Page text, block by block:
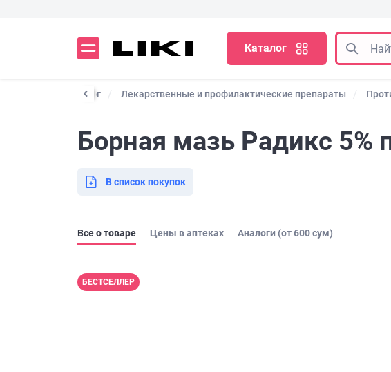
Каталог
Каталог Лекарственные и профилактические препараты
Борная мазь Радикс 5%
В список покупок
Все о товаре Цены в аптеках Аналоги (от 600 сум)
БЕСТСЕЛЛЕР